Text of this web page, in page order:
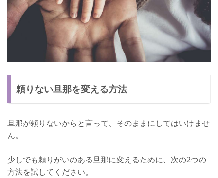
頼りない旦那を変える方法
旦那が頼りないからと言って、そのままにしてはいけませ
ん。
少しでも頼りがいのある旦那に変えるために、次の2つの
方法を試してください。